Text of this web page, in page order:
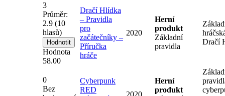
3
Průměr:
2.9 (10
hlasů)
Hodnota
58.00
Dračí Hlídka
– Pravidla
pro
začátečníky –
Příručka
hráče
2020
Herní
produkt
Základní
pravidla
Dračí
0
Bez
Cyberpunk
RED
2020
Herní
produkt